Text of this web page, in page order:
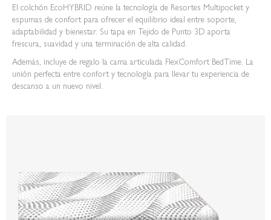
El colchón EcoHYBRID reúne la tecnología de Resortes Multipocket y
espumas de confort para ofrecer el equilibrio ideal entre soporte,
adaptabilidad y bienestar. Su tapa en Tejido de Punto 3D aporta
frescura, suavidad y una terminación de alta calidad.
Además, incluye de regalo la cama articulada FlexComfort BedTime. La
unión perfecta entre confort y tecnología para llevar tu experiencia de
descanso a un nuevo nivel.